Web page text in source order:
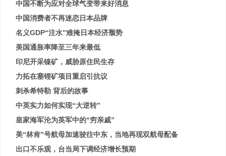
中国不断为应对全球气变带来好消息
中国消费者不再迷恋日本品牌
名义GDP“注水”难掩日本经济颓势
美国通胀率降至三年来最低
印尼开采镍矿，威胁原住民生存
力拓在塞锂矿项目重启引抗议
刺杀希特勒 背后的故事
中英实力如何实现“大逆转”
皇家海军沦为英军中的“穷亲戚”
美“林肯”号航母加速驶往中东，当地再现双航母配备
出口不乐观，台当局下调经济增长预期